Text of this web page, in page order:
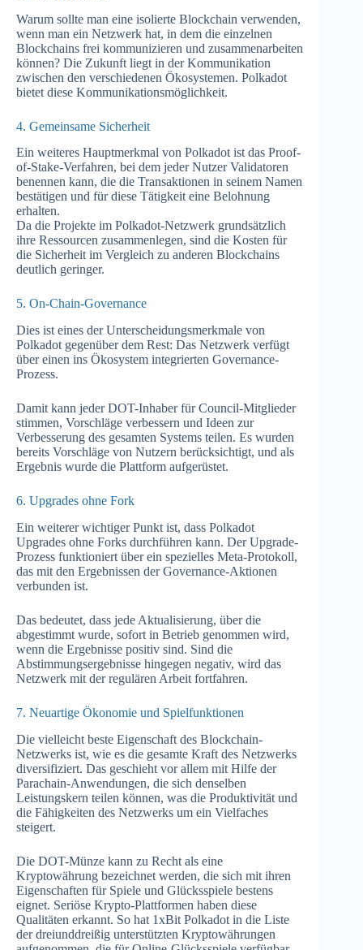
Warum sollte man eine isolierte Blockchain verwenden,
wenn man ein Netzwerk hat, in dem die einzelnen
Blockchains frei kommunizieren und zusammenarbeiten
können? Die Zukunft liegt in der Kommunikation
zwischen den verschiedenen Ökosystemen. Polkadot
bietet diese Kommunikationsmöglichkeit.
4. Gemeinsame Sicherheit
Ein weiteres Hauptmerkmal von Polkadot ist das Proof-
of-Stake-Verfahren, bei dem jeder Nutzer Validatoren
benennen kann, die die Transaktionen in seinem Namen
bestätigen und für diese Tätigkeit eine Belohnung
erhalten.
Da die Projekte im Polkadot-Netzwerk grundsätzlich
ihre Ressourcen zusammenlegen, sind die Kosten für
die Sicherheit im Vergleich zu anderen Blockchains
deutlich geringer.
5. On-Chain-Governance
Dies ist eines der Unterscheidungsmerkmale von
Polkadot gegenüber dem Rest: Das Netzwerk verfügt
über einen ins Ökosystem integrierten Governance-
Prozess.
Damit kann jeder DOT-Inhaber für Council-Mitglieder
stimmen, Vorschläge verbessern und Ideen zur
Verbesserung des gesamten Systems teilen. Es wurden
bereits Vorschläge von Nutzern berücksichtigt, und als
Ergebnis wurde die Plattform aufgerüstet.
6. Upgrades ohne Fork
Ein weiterer wichtiger Punkt ist, dass Polkadot
Upgrades ohne Forks durchführen kann. Der Upgrade-
Prozess funktioniert über ein spezielles Meta-Protokoll,
das mit den Ergebnissen der Governance-Aktionen
verbunden ist.
Das bedeutet, dass jede Aktualisierung, über die
abgestimmt wurde, sofort in Betrieb genommen wird,
wenn die Ergebnisse positiv sind. Sind die
Abstimmungsergebnisse hingegen negativ, wird das
Netzwerk mit der regulären Arbeit fortfahren.
7. Neuartige Ökonomie und Spielfunktionen
Die vielleicht beste Eigenschaft des Blockchain-
Netzwerks ist, wie es die gesamte Kraft des Netzwerks
diversifiziert. Das geschieht vor allem mit Hilfe der
Parachain-Anwendungen, die sich denselben
Leistungskern teilen können, was die Produktivität und
die Fähigkeiten des Netzwerks um ein Vielfaches
steigert.
Die DOT-Münze kann zu Recht als eine
Kryptowährung bezeichnet werden, die sich mit ihren
Eigenschaften für Spiele und Glücksspiele bestens
eignet. Seriöse Krypto-Plattformen haben diese
Qualitäten erkannt. So hat 1xBit Polkadot in die Liste
der dreiunddreißig unterstützten Kryptowährungen